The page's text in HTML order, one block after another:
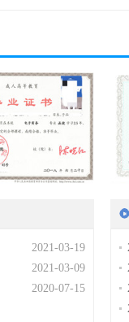
2021-03-19
2021-03-09
2020-07-15